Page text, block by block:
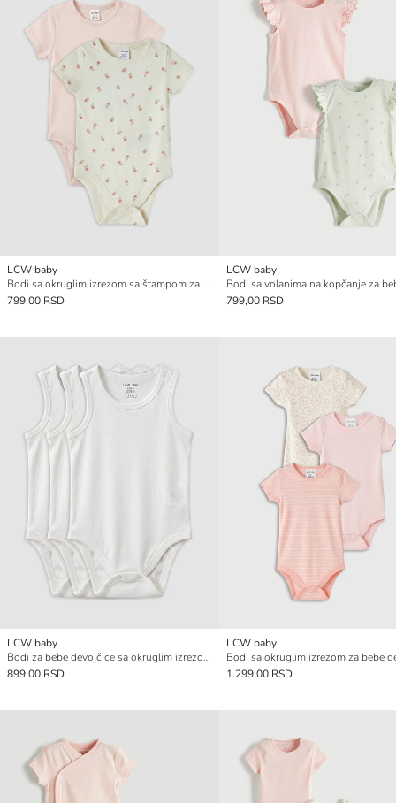
LCW baby
Bodi sa okruglim izrezom sa štampom za bebe devojčice na kopčanje 2 pakovanja
799,00 RSD
LCW baby
799,00 RSD
LCW baby
Bodi za bebe devojčice sa okruglim izrezom na kopčanje, 3-delnI
899,00 RSD
LCW baby
1.299,00 RSD